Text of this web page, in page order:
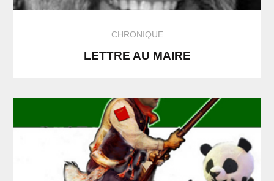
CHRONIQUE
LETTRE AU MAIRE